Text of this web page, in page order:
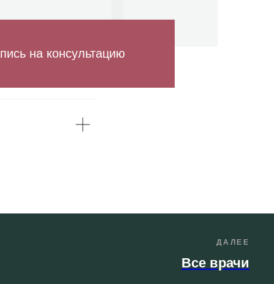
на консультацию
ДАЛЕЕ
Все врачи